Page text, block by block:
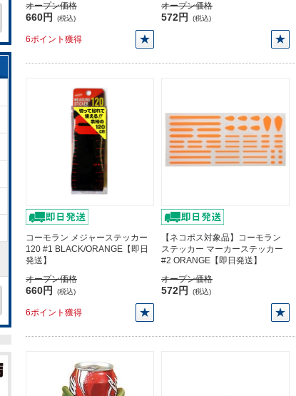
オープン価格
660円 (税込)
6ポイント獲得
オープン価格
572円 (税込)
コーモラン メジャーステッカー
120 #1 BLACK/ORANGE【即日
発送】
オープン価格
660円 (税込)
6ポイント獲得
【ネコポス対象品】コーモラン
ステッカー マーカーステッカー
#2 ORANGE【即日発送】
オープン価格
572円 (税込)